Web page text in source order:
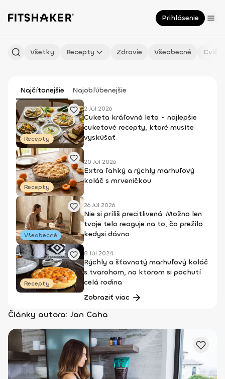
Prihlásenie
Všetky Recepty Zdravie Všeobecné
Najčítanejšie Najobľúbenejšie
Recepty
2 Júl 2026
Cuketa kráľovná leta - najlepšie
cuketové recepty, ktoré musíte
vyskúšať
Recepty
20 Júl 2026
Extra ľahký a rýchly marhuľový
koláč s mrveničkou
Všeobecné
26 Júl 2026
Nie si príliš precitlivená. Možno len
tvoje telo reaguje na to, čo prežilo
kedysi dávno
Recepty
8 Júl 2024
Rýchly a šťavnatý marhuľový koláč
s tvarohom, na ktorom si pochutí
celá rodina
Zobraziť viac
Články autora: Jan Caha